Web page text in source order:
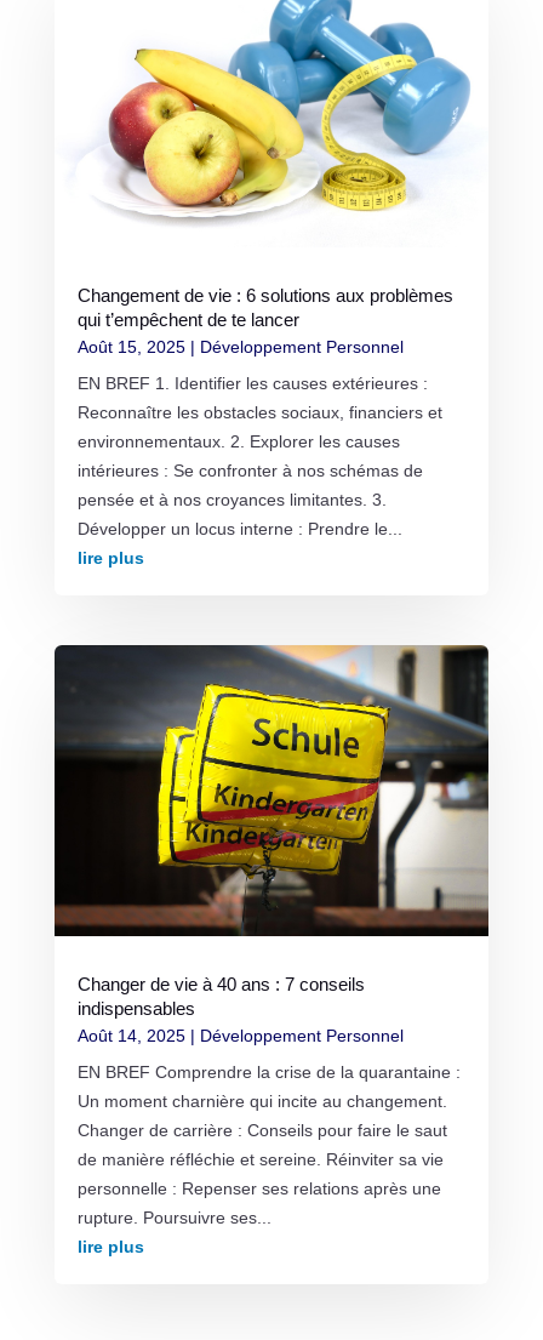
Changement de vie : 6 solutions aux problèmes
qui t’empêchent de te lancer
Août 15, 2025| Développement Personnel
EN BREF 1. Identifier les causes extérieures :
Reconnaître les obstacles sociaux, financiers et
environnementaux. 2. Explorer les causes
intérieures : Se confronter à nos schémas de
pensée et à nos croyances limitantes. 3.
Développer un locus interne : Prendre le...
lire plus
Changer de vie à 40 ans : 7 conseils
indispensables
Août 14, 2025| Développement Personnel
EN BREF Comprendre la crise de la quarantaine :
Un moment charnière qui incite au changement.
Changer de carrière : Conseils pour faire le saut
de manière réfléchie et sereine. Réinviter sa vie
personnelle : Repenser ses relations après une
rupture. Poursuivre ses...
lire plus